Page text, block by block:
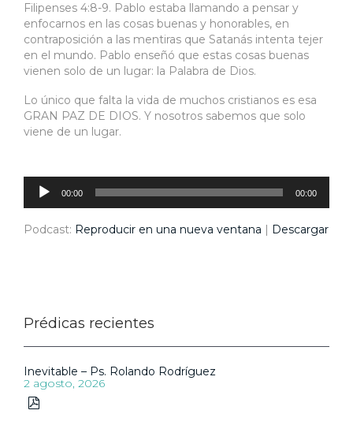
Filipenses 4:8-9. Pablo estaba llamando a pensar y
enfocarnos en las cosas buenas y honorables, en
contraposición a las mentiras que Satanás intenta tejer
en el mundo. Pablo enseñó que estas cosas buenas
vienen solo de un lugar: la Palabra de Dios.
Lo único que falta la vida de muchos cristianos es esa
GRAN PAZ DE DIOS. Y nosotros sabemos que solo
viene de un lugar.
Reproductor
audio 00:00 00:00
Podcast: Reproducir en una nueva ventana | Descargar
Prédicas recientes
Inevitable – Ps. Rolando Rodríguez
2 agosto, 2026
